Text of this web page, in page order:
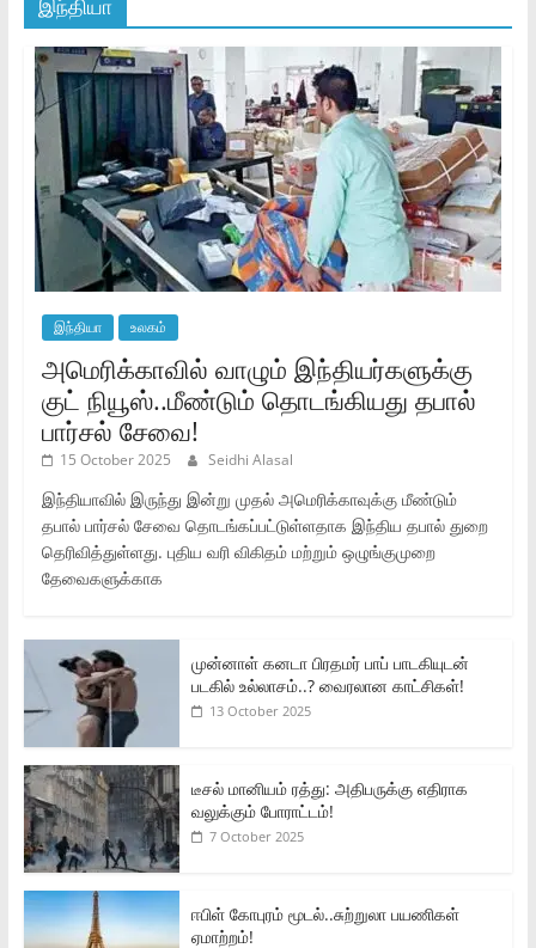
இந்தியா உலகம்
அமெரிக்காவில் வாழும் இந்தியர்களுக்கு
குட் நியூஸ்..மீண்டும் தொடங்கியது தபால்
பார்சல் சேவை!
15 October 2025 Seidhi Alasal
இந்தியாவில் இருந்து இன்று முதல் அமெரிக்காவுக்கு மீண்டும்
தபால் பார்சல் சேவை தொடங்கப்பட்டுள்ளதாக இந்திய தபால் துறை
தெரிவித்துள்ளது. புதிய வரி விகிதம் மற்றும் ஒழுங்குமுறை
தேவைகளுக்காக
முன்னாள் கனடா பிரதமர் பாப் பாடகியுடன்
படகில் உல்லாசம்..? வைரலான காட்சிகள்!
13 October 2025
டீசல் மானியம் ரத்து: அதிபருக்கு எதிராக
வலுக்கும் போராட்டம்!
7 October 2025
ஈபிள் கோபுரம் மூடல்..சுற்றுலா பயணிகள்
ஏமாற்றம்!